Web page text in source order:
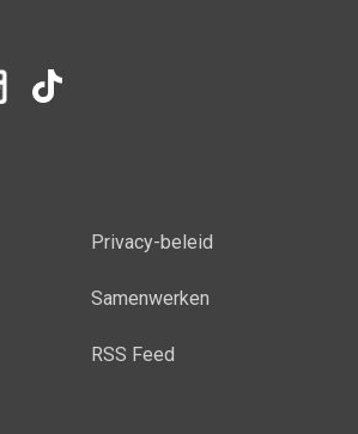
Privacy-beleid
Samenwerken
RSS Feed